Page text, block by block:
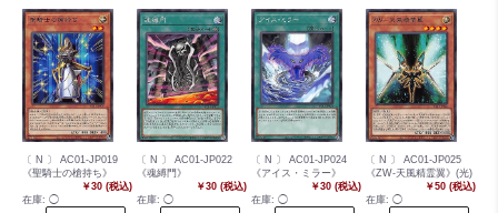
〔 N 〕 AC01-JP019
《聖騎士の槍持ち》
￥30 (税込)
在庫: ◯
〔 N 〕 AC01-JP022
《魂縛門》
￥30 (税込)
在庫: ◯
〔 N 〕 AC01-JP024
《アイス・ミラー》
￥30 (税込)
在庫: ◯
〔 N 〕 AC01-JP025
《ZW-天風精霊翼》(光)
￥50 (税込)
在庫: ◯